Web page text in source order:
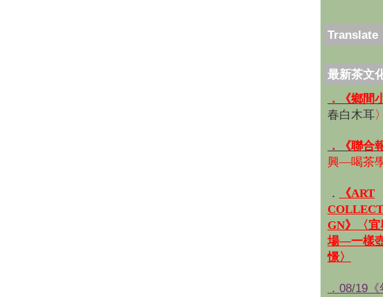
Translate
最新茶文
．《鄉間
春白木耳〉
．《聯合
興—喝茶
．
《ART
GN》〈
場—一樣
憬〉
．08/19